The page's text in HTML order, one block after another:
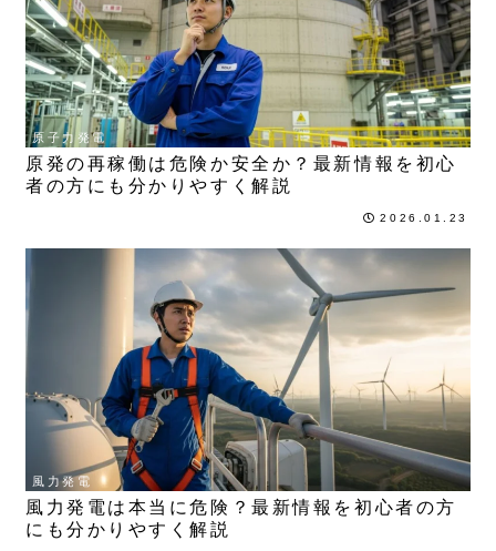
原子力発電
原発の再稼働は危険か安全か？最新情報を初心
者の方にも分かりやすく解説
2026.01.23
風力発電
風力発電は本当に危険？最新情報を初心者の方
にも分かりやすく解説